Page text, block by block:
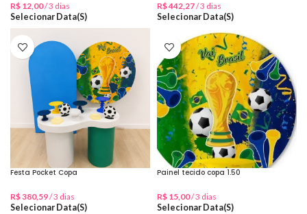
R$ 12,00/ 3 dias
Selecionar Data(s)
R$442,27/ 3 dias
Selecionar Data(s)
Festa Pocket Copa
R$380,59/ 3 dias
Selecionar Data(s)
Painel tecido copa 1.50
R$ 15,00/ 3 dias
Selecionar Data(s)